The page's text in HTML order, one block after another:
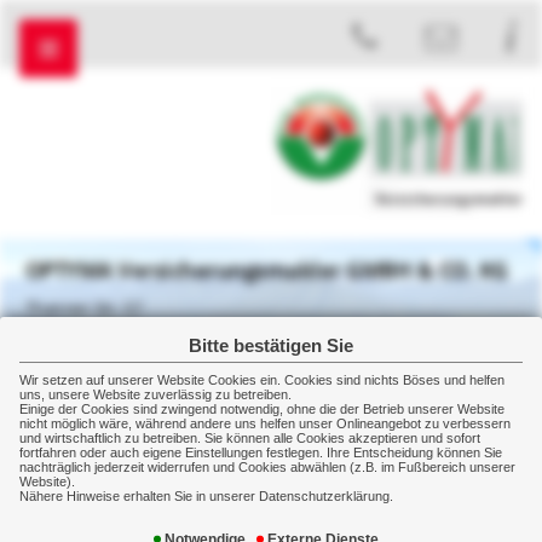
Bitte bestätigen Sie
Wir setzen auf unserer Website Cookies ein. Cookies sind nichts Böses und helfen
uns, unsere Website zuverlässig zu betreiben.
Einige der Cookies sind zwingend notwendig, ohne die der Betrieb unserer Website
nicht möglich wäre, während andere uns helfen unser Onlineangebot zu verbessern
und wirtschaftlich zu betreiben. Sie können alle Cookies akzeptieren und sofort
fortfahren oder auch eigene Einstellungen festlegen. Ihre Entscheidung können Sie
nachträglich jederzeit widerrufen und Cookies abwählen (z.B. im Fußbereich unserer
Website).
Nähere Hinweise erhalten Sie in unserer Datenschutzerklärung.
OPTYMA Versicherungsmakler GMBH & CO. KG
Thanner Str. 57
+49 8024 477864
+49 8024 477750
Schadenmanagement
Schadenmeldung für unsere Kunden